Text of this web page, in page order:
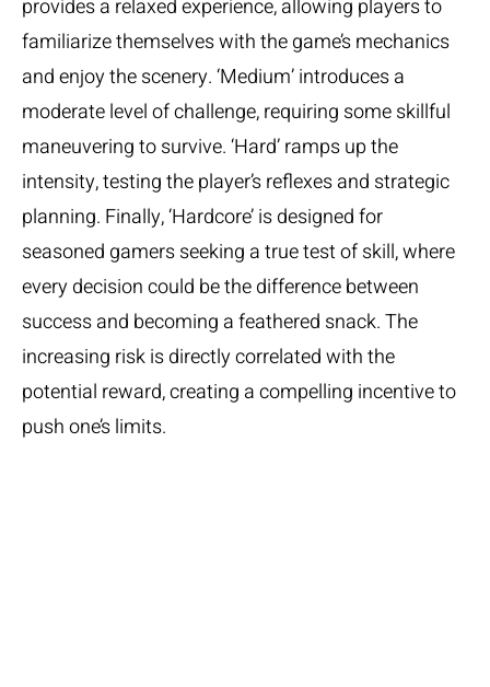
provides a relaxed experience, allowing players to
familiarize themselves with the game’s mechanics
and enjoy the scenery. ‘Medium’ introduces a
moderate level of challenge, requiring some skillful
maneuvering to survive. ‘Hard’ ramps up the
intensity, testing the player’s reflexes and strategic
planning. Finally, ‘Hardcore’ is designed for
seasoned gamers seeking a true test of skill, where
every decision could be the difference between
success and becoming a feathered snack. The
increasing risk is directly correlated with the
potential reward, creating a compelling incentive to
push one’s limits.